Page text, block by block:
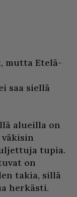
mutta Etelä-
saa siellä
alueilla on
tupia.
on
takia, sillä
herkästi.